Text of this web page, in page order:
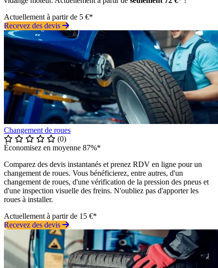
Actuellement à partir de 5 €*
Recevez des devis
Changement de roues
(0)
Économisez en moyenne 87%*
Comparez des devis instantanés et prenez RDV en ligne pour un
changement de roues. Vous bénéficierez, entre autres, d'un
changement de roues, d'une vérification de la pression des pneus et
d'une inspection visuelle des freins. N'oubliez pas d'apporter les
roues à installer.
Actuellement à partir de 15 €*
Recevez des devis